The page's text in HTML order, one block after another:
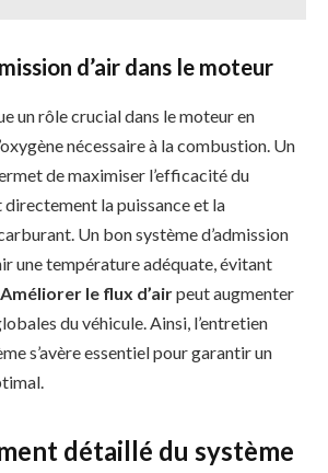
d’air dans le moteur
un rôle crucial dans le moteur en
nécessaire à la combustion. Un
de maximiser l’efficacité du
la puissance et la
Un bon système d’admission
une température adéquate, évitant
Améliorer le flux d’airpeut augmenter
du véhicule. Ainsi, l’entretien
s’avère essentiel pour garantir un
détaillé du système